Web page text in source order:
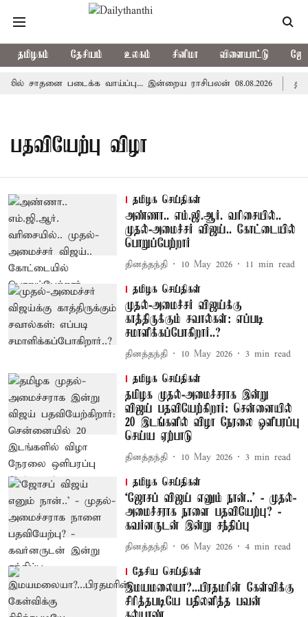
தமிழகம் தேசியம் உலகம் சினிமா விளையாட்டு
சாதனை படைக்க வாய்ப்பு... இன்றைய ராசிபலன் 08.08.2026
பதவியேற்பு விழா
தமிழக செய்திகள்
அண்ணா.. எம்.ஜி.ஆர். வரிசையில்..
முதல்-அமைச்சர் விஜய்.. கோட்டையில்
பொறுப்பேற்றார்
தினத்தந்தி 10 May 2026 11 min read
தமிழக செய்திகள்
முதல்-அமைச்சர் விஜய்க்கு
காத்திருக்கும் சவால்கள்: எப்படி
சமாளிக்கப்போகிறார்..?
தினத்தந்தி 10 May 2026 3 min read
தமிழக செய்திகள்
தமிழக முதல்-அமைச்சராக இன்று
விஜய் பதவியேற்கிறார்: சென்னையில்
20 இடங்களில் விழா நேரலை ஒளிபரப்பு
செய்ய ஏற்பாடு
தினத்தந்தி 10 May 2026 3 min read
தமிழக செய்திகள்
‘ஜோசப் விஜய் எனும் நான்..’ - முதல்-
அமைச்சராக நாளை பதவியேற்பு? -
கவர்னருடன் இன்று சந்திப்பு
தினத்தந்தி 06 May 2026 4 min read
தேசிய செய்திகள்
இமயமலையா?...பிரதமரின் கேள்விக்கு
சிரித்தபடியே பதிலளித்த பவன்